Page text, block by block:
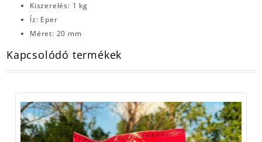
Kiszerelés: 1 kg
Íz: Eper
Méret: 20 mm
Kapcsolódó termékek